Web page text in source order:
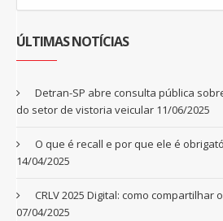
ÚLTIMAS NOTÍCIAS
Detran-SP abre consulta pública
do setor de vistoria veicular 11/06/2025
O que é recall e por que ele é
14/04/2025
CRLV 2025 Digital: como
07/04/2025